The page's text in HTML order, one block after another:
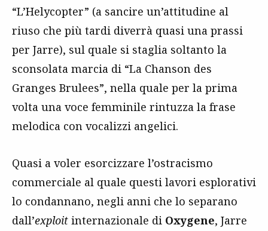
“L’Helycopter” (a sancire un’attitudine al
riuso che più tardi diverrà quasi una prassi
per Jarre), sul quale si staglia soltanto la
sconsolata marcia di “La Chanson des
Granges Brulees”, nella quale per la prima
volta una voce femminile rintuzza la frase
melodica con vocalizzi angelici.
Quasi a voler esorcizzare l’ostracismo
commerciale al quale questi lavori esplorativi
lo condannano, negli anni che lo separano
dall’exploit internazionale di Oxygene, Jarre